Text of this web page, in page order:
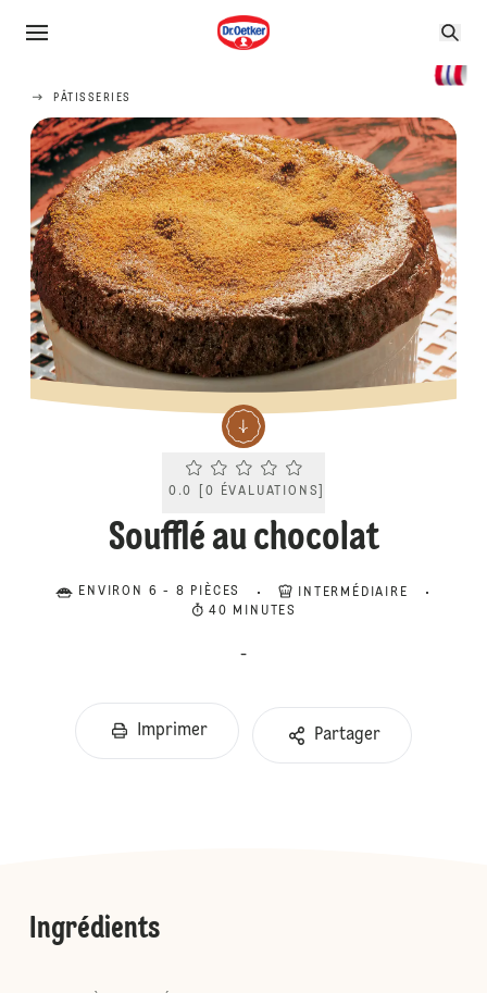
PÂTISSERIES
Current rating 0.0. Click to rate.
0.0 0 ÉVALUATIONS
Soufflé au chocolat
ENVIRON 6 - 8 PIÈCES
INTERMÉDIAIRE
40 MINUTES
-
Imprimer Partager
Ingrédients